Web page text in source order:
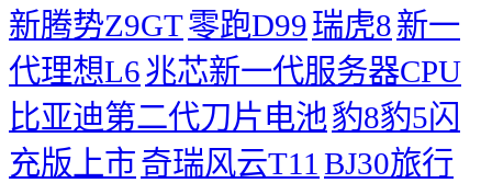
新腾势Z9GT零跑D99瑞虎8新一
代理想L6兆芯新一代服务器CPU
比亚迪第二代刀片电池豹8豹5闪
充版上市奇瑞风云T11 BJ30旅行